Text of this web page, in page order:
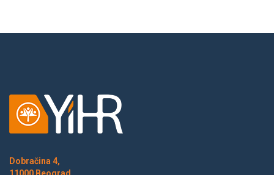
Dobračina 4,